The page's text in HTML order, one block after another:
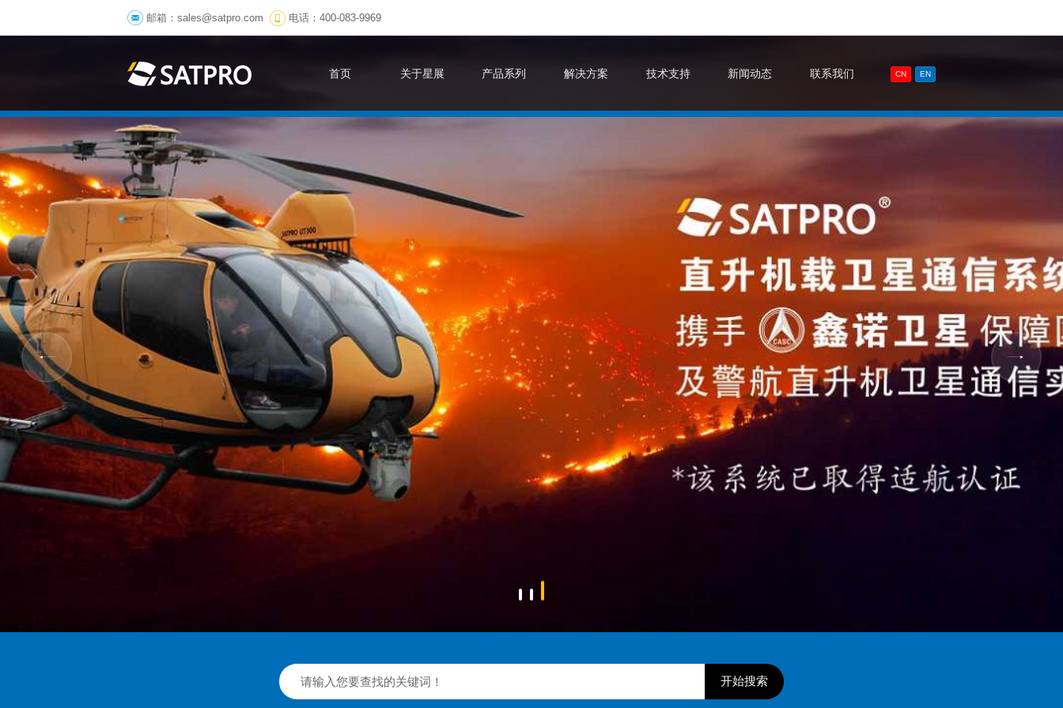
邮箱：sales@satpro.com 电话：400-083-9969
首页 关于星展 产品系列 解决方案 技术支持 新闻动态 联系我们 CN EN
阅读更多
阅读更多
SATPRO 感知变化 连接数字地球
阅读更多